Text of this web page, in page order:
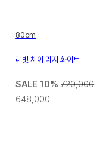
80cm
래빗 체어 라지 화이트
SALE 10% 720,000
648,000